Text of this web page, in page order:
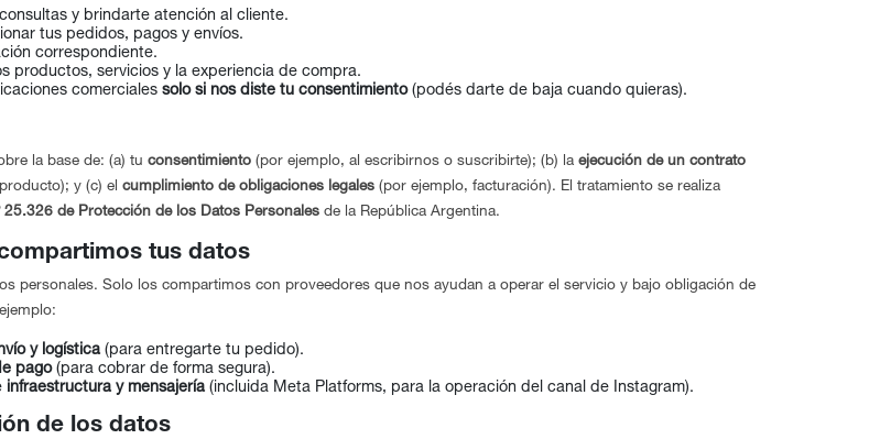
y brindarte atención al cliente.
tus pedidos, pagos y envíos.
correspondiente.
productos, servicios y la experiencia de compra.
comerciales solo si nos diste tu consentimiento(podés darte de baja cuando quieras).
la base de: (a) tu consentimiento (por ejemplo, al escribirnos o suscribirte); (b) la ejecución de un contrato
y (c) el cumplimiento de obligaciones legales (por ejemplo, facturación). El tratamiento se realiza
25.326 de Protección de los Datos Personales de la República Argentina.
tus datos
personales. Solo los compartimos con proveedores que nos ayudan a operar el servicio y bajo obligación de
y logística (para entregarte tu pedido).
pago(para cobrar de forma segura).
infraestructura y mensajería (incluida Meta Platforms, para la operación del canal de Instagram).
de los datos